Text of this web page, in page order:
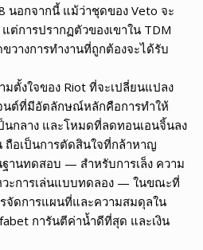
นอกจากนี้ แม้ว่าชุดของ Veto จะ
ต่การปรากฏตัวของเขาใน TDM
วางการทำงานที่ถูกต้องจะได้รับ
ตั้งใจของ Riot ที่จะเปลี่ยนแปลง
จนต์ที่มีอัตลักษณ์หลักคือการทำให้
นกลาง และโหมดที่ลดทอนเอนจิ้นลง
ถือเป็นการตัดสินใจที่กล้าหาญ
านทดสอบ — สำหรับการเล็ง ความ
วะการเล่นแบบทดลอง — ในขณะที่
จัดการแผนที่และความสมดุลใน
การันตีค่าน้ำดีที่สุด และเงิน